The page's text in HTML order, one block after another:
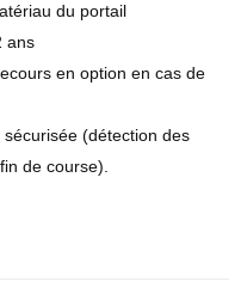
du portail
ans
en option en cas de
(détection des
de course).